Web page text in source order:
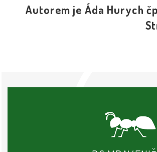
Autorem je Áda Hurych